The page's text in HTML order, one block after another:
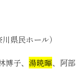
県民ホール）
子、 湯暁暉、阿部